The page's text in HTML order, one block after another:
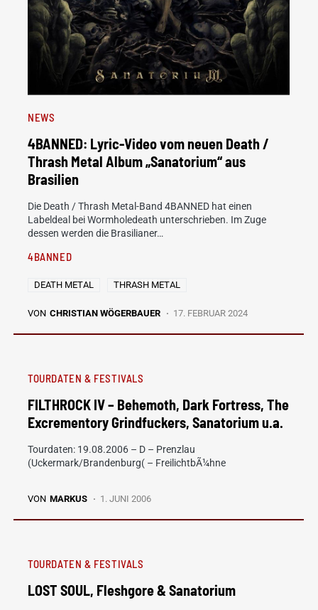
NEWS
4BANNED: Lyric-Video vom neuen Death /
Thrash Metal Album „Sanatorium“ aus
Brasilien
Die Death / Thrash Metal-Band 4BANNED hat einen
Labeldeal bei Wormholedeath unterschrieben. Im Zuge
dessen werden die Brasilianer…
4BANNED
DEATH METAL THRASH METAL
VON CHRISTIAN WÖGERBAUER 17. FEBRUAR 2024
TOURDATEN & FESTIVALS
FILTHROCK IV – Behemoth, Dark Fortress, The
Excrementory Grindfuckers, Sanatorium u.a.
Tourdaten: 19.08.2006 – D – Prenzlau
(Uckermark/Brandenburg( – FreilichtbÃ¼hne
VON MARKUS 1. JUNI 2006
TOURDATEN & FESTIVALS
LOST SOUL, Fleshgore & Sanatorium